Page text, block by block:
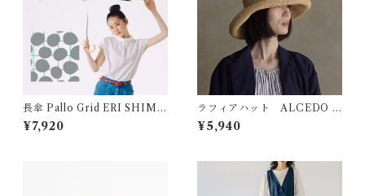
長傘 Pallo Grid ERI SHIMA
TSUKA
¥7,920
ラフィアハット ALCEDO 1
42001
¥5,940